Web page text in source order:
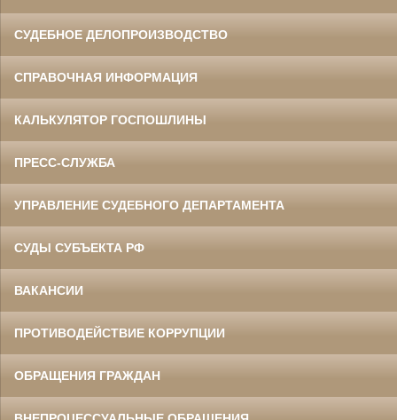
СУДЕБНОЕ ДЕЛОПРОИЗВОДСТВО
СПРАВОЧНАЯ ИНФОРМАЦИЯ
КАЛЬКУЛЯТОР ГОСПОШЛИНЫ
ПРЕСС-СЛУЖБА
УПРАВЛЕНИЕ СУДЕБНОГО ДЕПАРТАМЕНТА
СУДЫ СУБЪЕКТА РФ
ВАКАНСИИ
ПРОТИВОДЕЙСТВИЕ КОРРУПЦИИ
ОБРАЩЕНИЯ ГРАЖДАН